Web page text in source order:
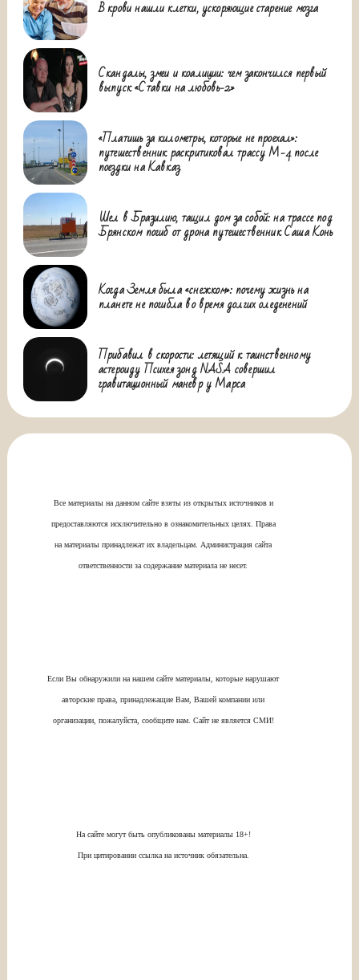
В крови нашли клетки, ускоряющие старение мозга
Скандалы, змеи и коалиции: чем закончился первый
выпуск «Ставки на любовь-2»
«Платишь за километры, которые не проехал»:
путешественник раскритиковал трассу М-4 после
поездки на Кавказ
Шел в Бразилию, тащил дом за собой: на трассе под
Брянском погиб от дрона путешественник Саша Конь
Когда Земля была «снежком»: почему жизнь на
планете не погибла во время долгих оледенений
Прибавил в скорости: летящий к таинственному
астероиду Психея зонд NASA совершил
гравитационный маневр у Марса
Все материалы на данном сайте взяты из открытых источников и
предоставляются исключительно в ознакомительных целях. Права
на материалы принадлежат их владельцам. Администрация сайта
ответственности за содержание материала не несет.
Если Вы обнаружили на нашем сайте материалы, которые нарушают
авторские права, принадлежащие Вам, Вашей компании или
организации, пожалуйста, сообщите нам. Сайт не является СМИ!
На сайте могут быть опубликованы материалы 18+!
При цитировании ссылка на источник обязательна.